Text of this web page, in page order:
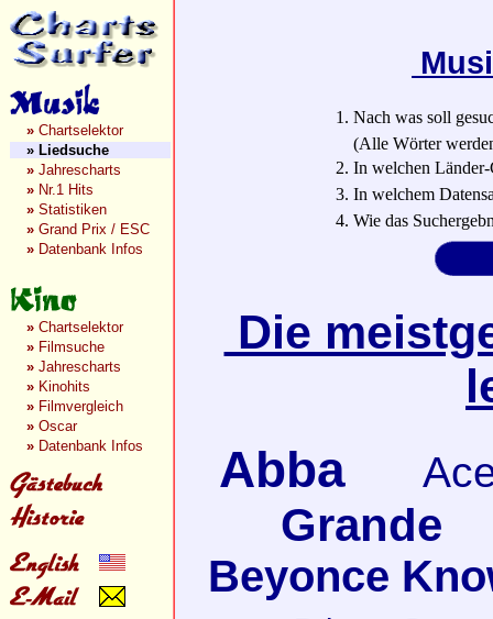
» Chartselektor
» Liedsuche
» Jahrescharts
» Nr.1 Hits
» Statistiken
» Grand Prix / ESC
» Datenbank Infos
» Chartselektor
» Filmsuche
» Jahrescharts
» Kinohits
» Filmvergleich
» Oscar
» Datenbank Infos
1. Nach was soll
(Alle Wörter
2. In welchen Länder-
3. In welchem
4. Wie das
Die
Abba
Grande
Beyonce